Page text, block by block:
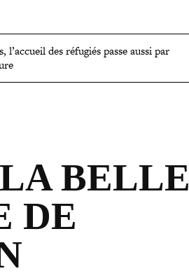
l’accueil des réfugiés passe aussi par
BELLE
DE